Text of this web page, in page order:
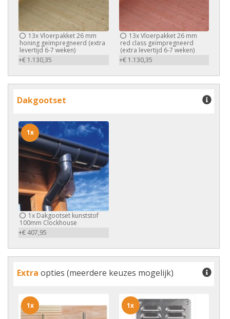
13xVloerpakket 26 mm
honing geïmpregneerd (extra
levertijd 6-7 weken)
+€ 1.130,35
13xVloerpakket 26 mm
red class geïmpregneerd
(extra levertijd 6-7 weken)
+€ 1.130,35
Dakgootset
1x Dakgootset kunststof
100mm Clockhouse
+€ 407,95
1x
Extra opties (meerdere keuzes mogelijk)
1x 1x